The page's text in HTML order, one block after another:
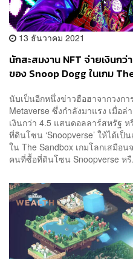
13 ธันวาคม 2021
นักสะสมงาน NFT จ่ายเงินกว่
ของ Snoop Dogg ในเกม
นับเป็นอีกหนึ่งข่าวฮือฮาจากวงก
Metaverse ซึ่งกำลังมาแรง เมื่อ
เงินกว่า 4.5 แสนดอลลาร์สหรัฐ
ที่ดินโซน ‘Snoopverse’ ให้ได้เป็
ใน The Sandbox เกมโลกเสมื
คนที่ซื้อที่ดินโซน Snoopverse หรื